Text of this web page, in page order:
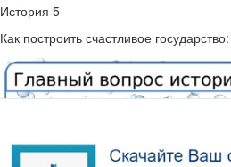
История 5
Как построить счастливое